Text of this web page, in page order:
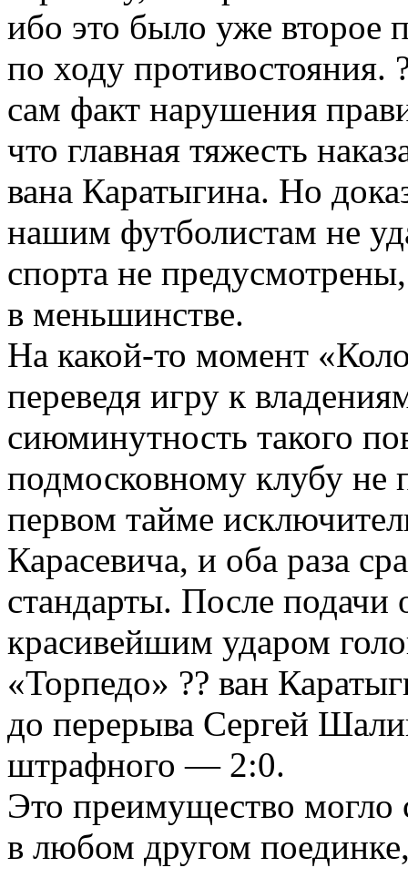
ибо это было уже второе
по ходу противостояния.
сам факт нарушения
что главная тяжесть
вана Каратыгина. Но
нашим футболистам не
спорта не
в меньшинстве.
На какой-то момент
переведя игру к
сиюминутность такого
подмосковному клубу не
первом тайме
Карасевича, и оба раза
стандарты. После подачи
красивейшим ударом
«Торпедо» ?? ван
до перерыва Сергей
штрафного — 2:0.
Это преимущество могло
в любом другом